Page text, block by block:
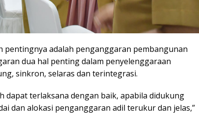
pentingnya adalah penganggaran pembangunan
dua hal penting dalam penyelenggaraan
sinkron, selaras dan terintegrasi.
dapat terlaksana dengan baik, apabila didukung
dan alokasi penganggaran adil terukur dan jelas,”